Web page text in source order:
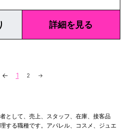
詳細を見る
← 1 2 →
として、売上、スタッフ、在庫、接客品
する職種です。アパレル、コスメ、ジュエ